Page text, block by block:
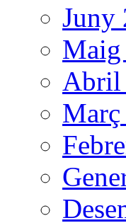
Juny
Maig
Abril